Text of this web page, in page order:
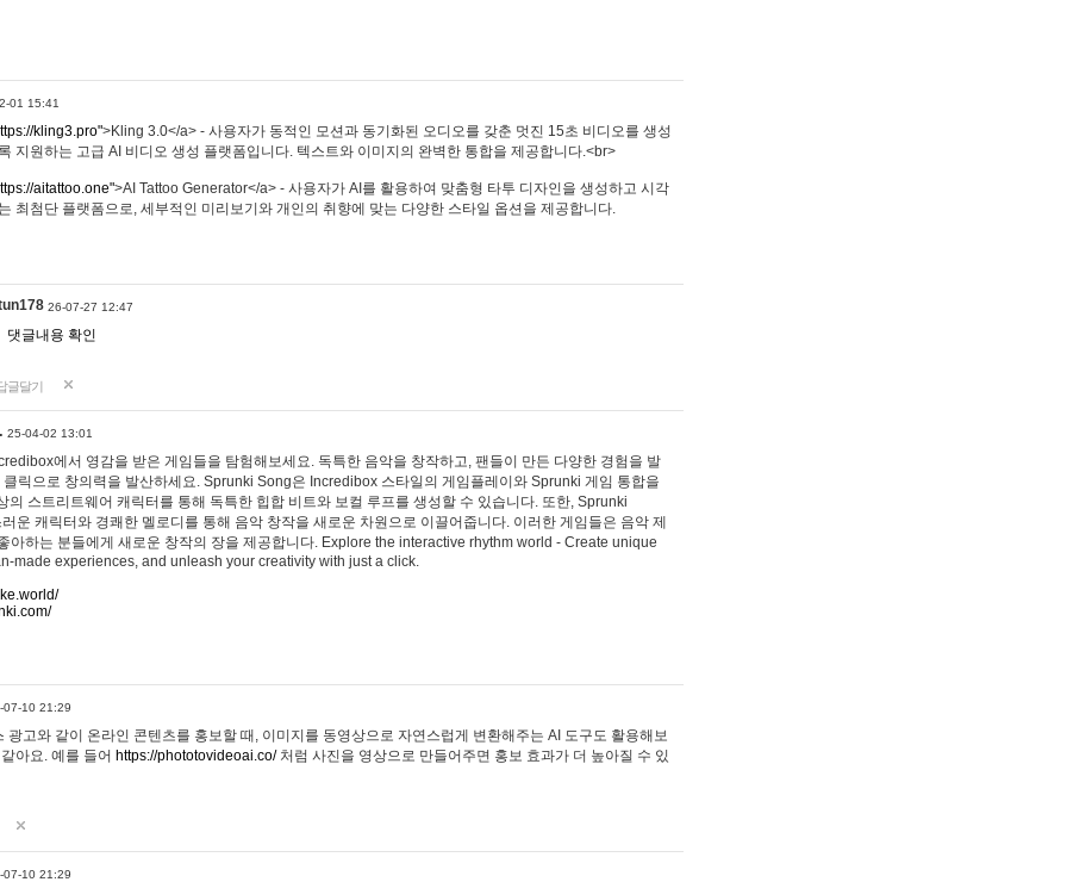
01 15:41
kling3.pro">Kling 3.0</a> - 사용자가 동적인 모션과 동기화된 오디오를 갖춘 멋진 15초 비디오를 생성
지원하는 고급 AI 비디오 생성 플랫폼입니다. 텍스트와 이미지의 완벽한 통합을 제공합니다.<br>
aitattoo.one">AI Tattoo Generator</a> - 사용자가 AI를 활용하여 맞춤형 타투 디자인을 생성하고 시각
최첨단 플랫폼으로, 세부적인 미리보기와 개인의 취향에 맞는 다양한 스타일 옵션을 제공합니다.
26-07-27 12:47
댓글내용 확인
글달기
25-04-02 13:01
에서 영감을 받은 게임들을 탐험해보세요. 독특한 음악을 창작하고, 팬들이 만든 다양한 경험을 발
클릭으로 창의력을 발산하세요. Sprunki Song은 Incredibox 스타일의 게임플레이와 Sprunki 게임 통합을
의 스트리트웨어 캐릭터를 통해 독특한 힙합 비트와 보컬 루프를 생성할 수 있습니다. 또한, Sprunki
운 캐릭터와 경쾌한 멜로디를 통해 음악 창작을 새로운 차원으로 이끌어줍니다. 이러한 게임들은 음악 제
아하는 분들에게 새로운 창작의 장을 제공합니다. Explore the interactive rhythm world - Create unique
made experiences, and unleash your creativity with just a click.
07-10 21:29
광고와 같이 온라인 콘텐츠를 홍보할 때, 이미지를 동영상으로 자연스럽게 변환해주는 AI 도구도 활용해보
아요. 예를 들어 https://phototovideoai.co/처럼 사진을 영상으로 만들어주면 홍보 효과가 더 높아질 수 있
07-10 21:29